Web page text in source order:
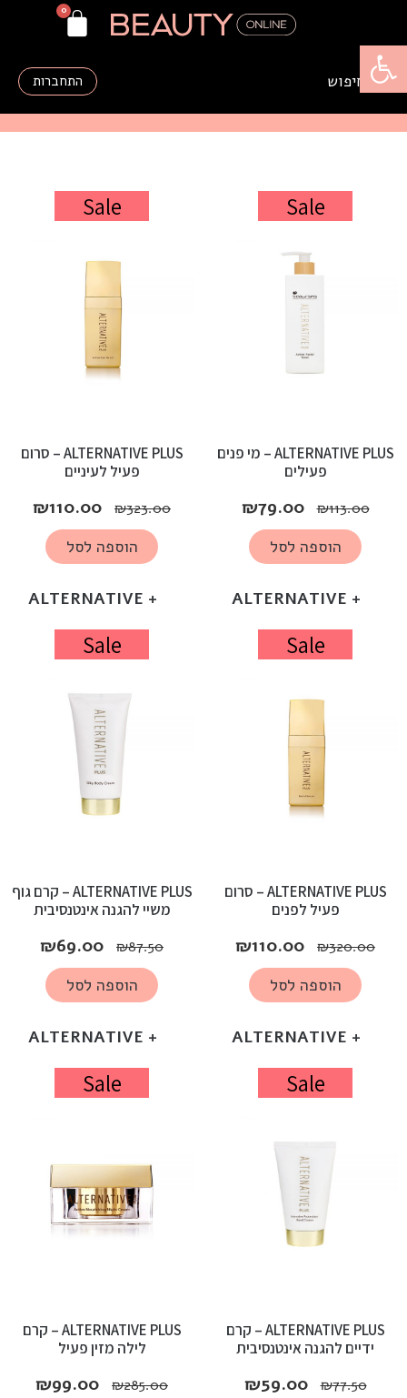
התחברות
Sale
+ ALTERNATIVE
ALTERNATIVE PLUS – מי פנים
פעילים
₪113.00
₪79.00
הוספה לסל
Sale
+ ALTERNATIVE
ALTERNATIVE PLUS – סרום
פעיל לעיניים
₪323.00
₪110.00
הוספה לסל
Sale
+ ALTERNATIVE
ALTERNATIVE PLUS – סרום
פעיל לפנים
₪320.00
₪110.00
הוספה לסל
Sale
+ ALTERNATIVE
ALTERNATIVE PLUS – קרם גוף
משיי להגנה אינטנסיבית
₪87.50
₪69.00
הוספה לסל
Sale
ALTERNATIVE PLUS – קרם
ידיים להגנה אינטנסיבית
₪77.50
₪59.00
Sale
ALTERNATIVE PLUS – קרם
לילה מזין פעיל
₪285.00
₪99.00
פתח סרגל נגישות